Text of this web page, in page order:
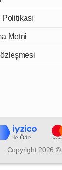
Metni
Copyright 2026 ©